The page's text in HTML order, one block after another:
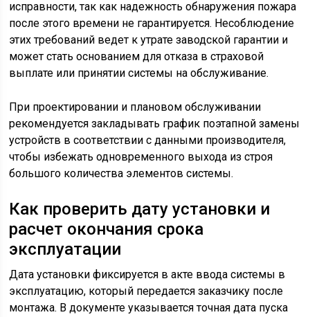
исправности, так как надежность обнаружения пожара
после этого времени не гарантируется. Несоблюдение
этих требований ведет к утрате заводской гарантии и
может стать основанием для отказа в страховой
выплате или принятии системы на обслуживание.
При проектировании и плановом обслуживании
рекомендуется закладывать график поэтапной замены
устройств в соответствии с данными производителя,
чтобы избежать одновременного выхода из строя
большого количества элементов системы.
Как проверить дату установки и
расчет окончания срока
эксплуатации
Дата установки фиксируется в акте ввода системы в
эксплуатацию, который передается заказчику после
монтажа. В документе указывается точная дата пуска